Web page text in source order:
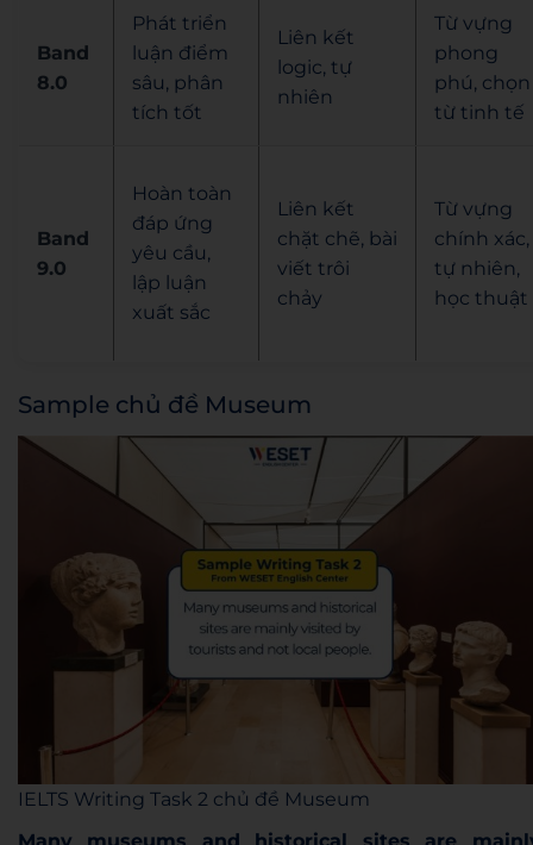
Band
8.0
Phát triển
luận điểm
sâu, phân
tích tốt
Liên kết
logic, tự
nhiên
Từ vựng
phong
phú, chọn
từ tinh tế
Band
9.0
Hoàn toàn
đáp ứng
yêu cầu,
lập luận
xuất sắc
Liên kết
chặt chẽ, bài
viết trôi
chảy
Từ vựng
chính xác,
tự nhiên,
học thuật
Sample chủ đề Museum
IELTS Writing Task 2 chủ đề Museum